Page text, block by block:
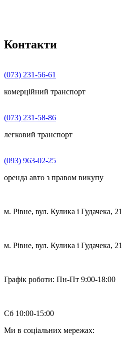
Контакти
(073) 231-56-61
комерційний транспорт
(073) 231-58-86
легковий транспорт
(093) 963-02-25
оренда авто з правом викупу
м. Рівне, вул. Кулика і Гудачека, 21
м. Рівне, вул. Кулика і Гудачека, 21
Графік роботи: Пн-Пт 9:00-18:00
Сб 10:00-15:00
Ми в соціальних мережах: